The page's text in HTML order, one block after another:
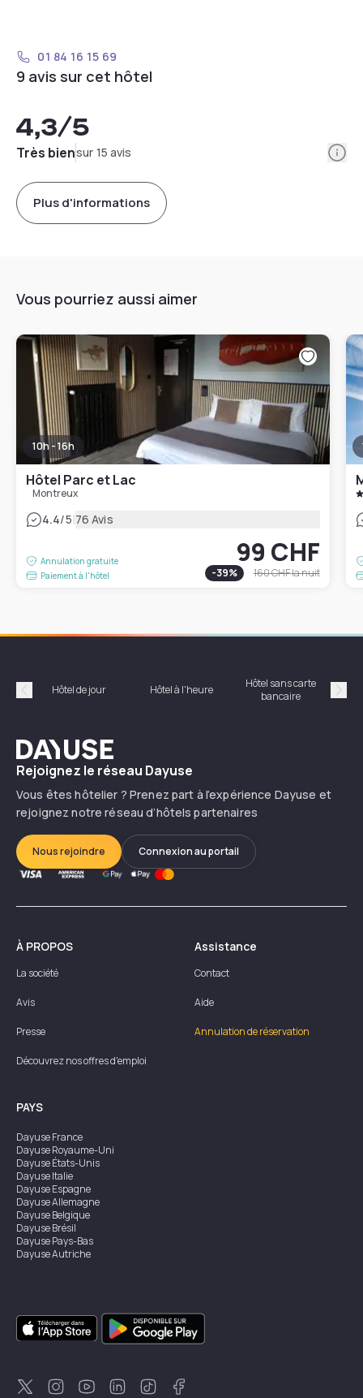
01 84 16 15 69
9 avis sur cet hôtel
4,3/5
Très biensur 15 avis
Plus d'informations
Vous pourriez aussi aimer
10h - 16h
Hôtel Parc et Lac
Montreux
4.4/5|76 Avis
Annulation gratuite
Paiement à l'hôtel
99 CHF
-39% 160 CHFla nuit
Précédent
Hôtel de jour Hôtel à l'heure
Hôtel sans carte
bancaire
Dayuse
Rejoignez le réseau Dayuse
Vous êtes hôtelier ? Prenez part à l’expérience Dayuse et
rejoignez notre réseau d’hôtels partenaires
Nous rejoindre Connexion au portail
À PROPOS
La société
Avis
Presse
Découvrez nos offres d'emploi
Assistance
Contact
Aide
Annulation de réservation
PAYS
DayuseFrance
DayuseRoyaume-Uni
DayuseÉtats-Unis
DayuseItalie
DayuseEspagne
DayuseAllemagne
DayuseBelgique
DayuseBrésil
DayusePays-Bas
DayuseAutriche
DayuseSingapour
DayuseSuède
DayuseThaïlande
DayuseNouvelle-Zélande